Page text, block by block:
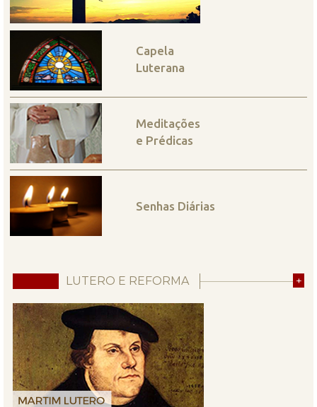
Capela
Luterana
Meditações
e Prédicas
Senhas Diárias
LUTERO E REFORMA +